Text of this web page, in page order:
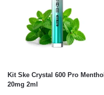
Kit Ske Crystal 600 Pro Menthol
20mg 2ml